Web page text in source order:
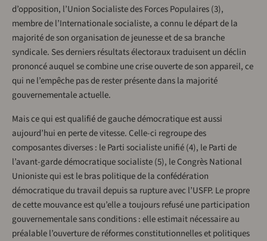
d’opposition, l’Union Socialiste des Forces Populaires (3),
membre de l’Internationale socialiste, a connu le départ de la
majorité de son organisation de jeunesse et de sa branche
syndicale. Ses derniers résultats électoraux traduisent un déclin
prononcé auquel se combine une crise ouverte de son appareil, ce
qui ne l’empêche pas de rester présente dans la majorité
gouvernementale actuelle.
Mais ce qui est qualifié de gauche démocratique est aussi
aujourd’hui en perte de vitesse. Celle-ci regroupe des
composantes diverses : le Parti socialiste unifié (4), le Parti de
l’avant-garde démocratique socialiste (5), le Congrès National
Unioniste qui est le bras politique de la confédération
démocratique du travail depuis sa rupture avec l’USFP. Le propre
de cette mouvance est qu’elle a toujours refusé une participation
gouvernementale sans conditions : elle estimait nécessaire au
préalable l’ouverture de réformes constitutionnelles et politiques